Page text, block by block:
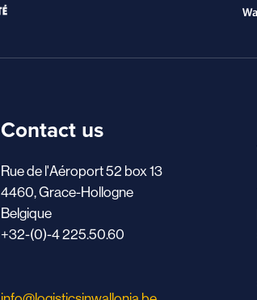
Contact us
Rue de l'Aéroport 52 box 13
4460, Grace-Hollogne
Belgique
+32-(0)-4 225.50.60